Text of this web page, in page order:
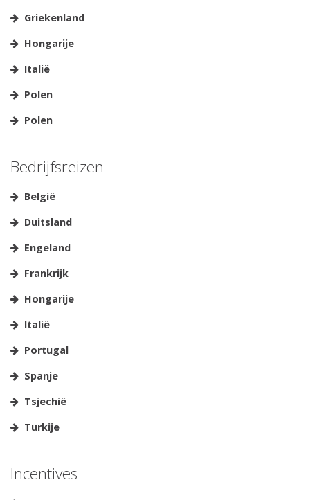
Griekenland
Hongarije
Italië
Polen
Polen
Bedrijfsreizen
België
Duitsland
Engeland
Frankrijk
Hongarije
Italië
Portugal
Spanje
Tsjechië
Turkije
Incentives